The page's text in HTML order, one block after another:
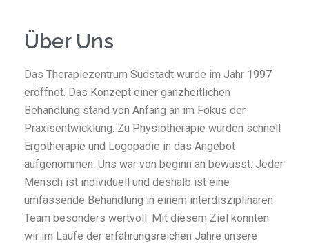
Über Uns
Das Therapiezentrum Südstadt wurde im Jahr 1997
eröffnet. Das Konzept einer ganzheitlichen
Behandlung stand von Anfang an im Fokus der
Praxisentwicklung. Zu Physiotherapie wurden schnell
Ergotherapie und Logopädie in das Angebot
aufgenommen. Uns war von beginn an bewusst: Jeder
Mensch ist individuell und deshalb ist eine
umfassende Behandlung in einem interdisziplinären
Team besonders wertvoll. Mit diesem Ziel konnten
wir im Laufe der erfahrungsreichen Jahre unsere